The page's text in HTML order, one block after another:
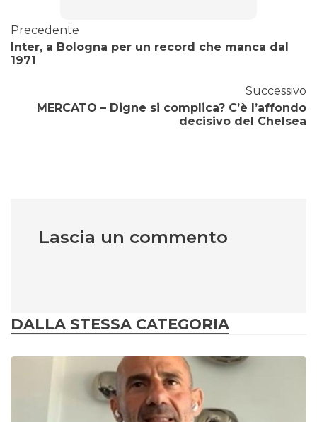
Precedente
Inter, a Bologna per un record che manca dal
1971
Successivo
MERCATO – Digne si complica? C’è l’affondo
decisivo del Chelsea
Lascia un commento
DALLA STESSA CATEGORIA